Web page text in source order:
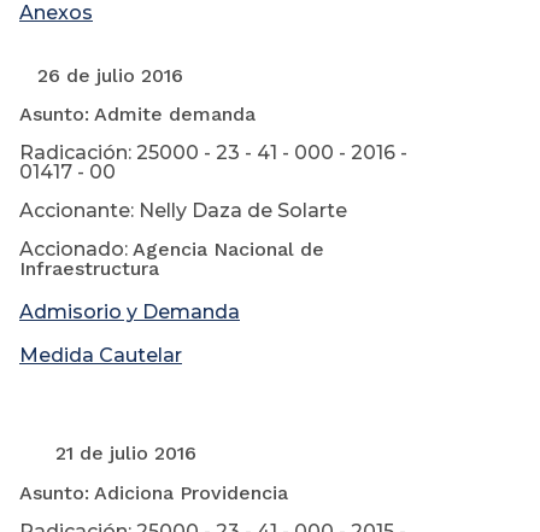
Anexos
26 de julio 2016
Asunto: Admite demanda
Radicación: 25000 - 23 - 41 - 000 - 2016 -
01417 - 00
Accionante: Nelly Daza de Solarte
Accionado: Agencia Nacional de
Infraestructura
Admisorio y Demanda
Medida Cautelar
21 de julio 2016
Asunto: Adiciona Providencia